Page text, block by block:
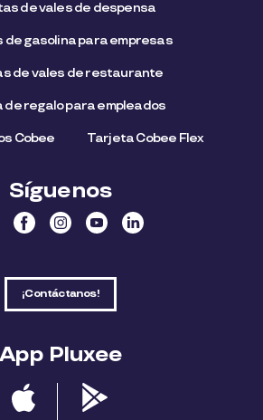
de vales de despensa
de gasolina para empresas
de vales de restaurante
de regalo para empleados​
Cobee Tarjeta Cobee Flex
Síguenos
¡Contáctanos!
App Pluxee